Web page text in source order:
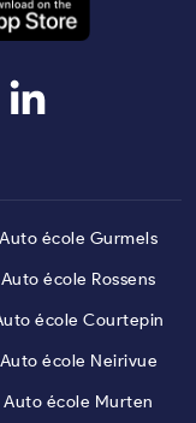
Auto école Gurmels
Auto école Rossens
école Courtepin
Auto école Neirivue
Auto école Murten